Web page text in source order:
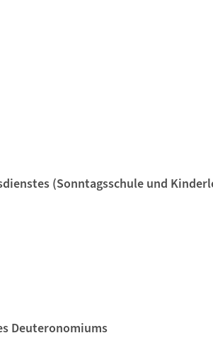
(Sonntagsschule und
Deuteronomiums